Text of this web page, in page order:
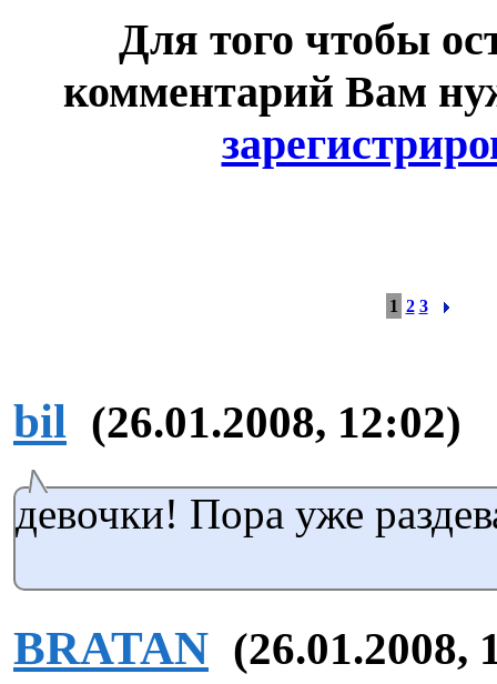
Для того чтобы
комментарий Вам
1 2 3
bil (26.01.2008, 12:02)
девочки! Пора уже
BRATAN (26.01.2008,